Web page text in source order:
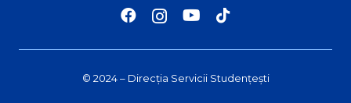
© 2024 – Direcția Servicii Studențești